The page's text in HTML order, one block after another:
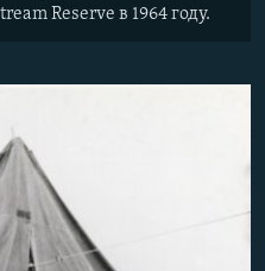
Reserve в 1964 году.